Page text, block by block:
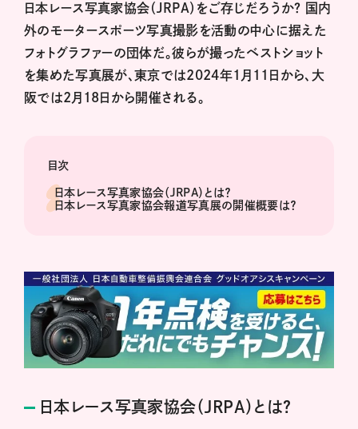
日本レース写真家協会（JRPA）をご存じだろうか？ 国内
外のモータースポーツ写真撮影を活動の中心に据えた
フォトグラファーの団体だ。彼らが撮ったベストショット
を集めた写真展が、東京では2024年1月11日から、大
阪では2月18日から開催される。
目次
日本レース写真家協会（JRPA）とは？
日本レース写真家協会報道写真展の開催概要は？
日本レース写真家協会（JRPA）とは？